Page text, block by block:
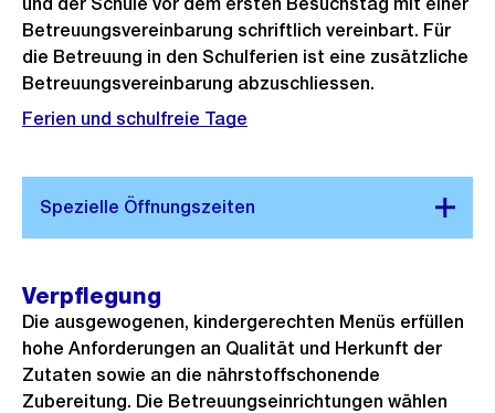
Betreuungsvereinbarung schriftlich vereinbart. Für
die Betreuung in den Schulferien ist eine zusätzliche
Betreuungsvereinbarung abzuschliessen.
Ferien und schulfreie Tage
Verpflegung
Die ausgewogenen, kindergerechten Menüs erfüllen
hohe Anforderungen an Qualität und Herkunft der
Zutaten sowie an die nährstoffschonende
Zubereitung. Die Betreuungseinrichtungen wählen